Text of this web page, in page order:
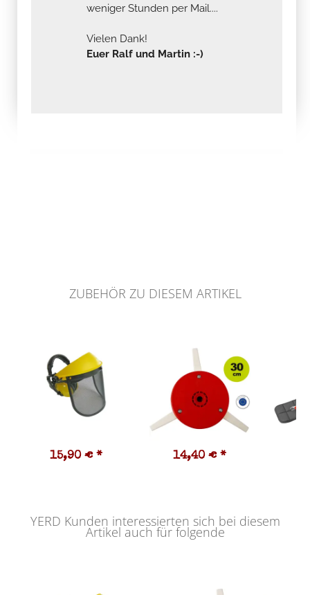
weniger Stunden per Mail....
Vielen Dank!
Euer Ralf und Martin :-)
ZUBEHÖR ZU DIESEM ARTIKEL
15,90 € * 14,40 € *
YERD Kunden interessierten sich bei diesem
Artikel auch für folgende